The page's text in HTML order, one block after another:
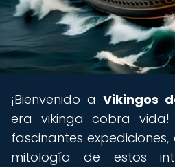
¡Bienvenido a Vikingos
era vikinga cobra vida!
fascinantes
mitología de estos